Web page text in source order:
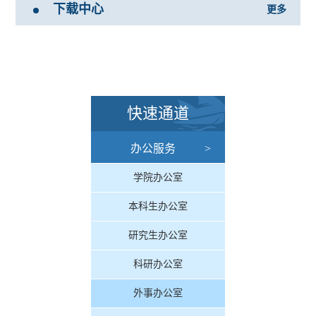
下载中心 更多
快速通道
办公服务 >
学院办公室
本科生办公室
研究生办公室
科研办公室
外事办公室